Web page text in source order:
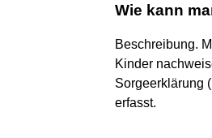
Wie kann
Beschreibung.
Kinder
Sorgeerklärung
erfasst.